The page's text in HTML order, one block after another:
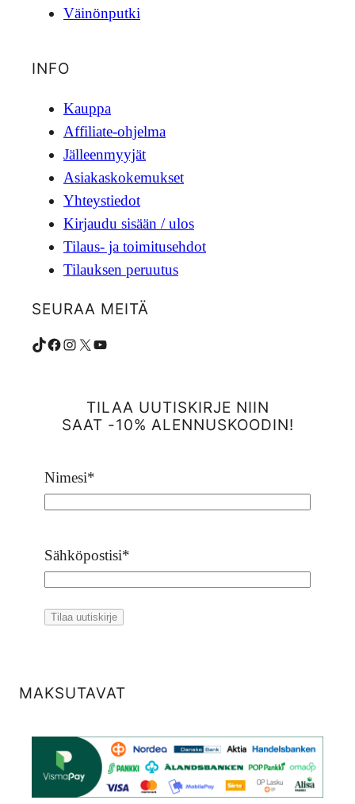
Väinönputki
INFO
Kauppa
Affiliate-ohjelma
Jälleenmyyjät
Asiakaskokemukset
Yhteystiedot
Kirjaudu sisään / ulos
Tilaus- ja toimitusehdot
Tilauksen peruutus
SEURAA MEITÄ
TikTok Facebook Instagram X YouTube
TILAA UUTISKIRJE NIIN
SAAT -10% ALENNUSKOODIN!
Nimesi*
Sähköpostisi*
MAKSUTAVAT